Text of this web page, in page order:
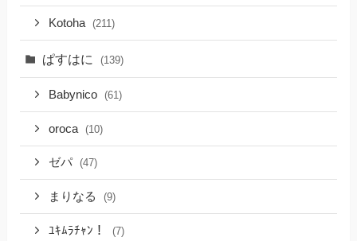
Kotoha (211)
ぱすはに (139)
Babynico (61)
oroca (10)
ゼパ (47)
まりなる (9)
ﾕｷﾑﾗﾁｬﾝ！ (7)